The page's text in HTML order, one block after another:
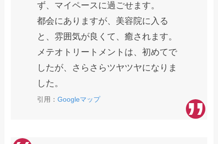
ず、マイペースに過ごせます。
都会にありますが、美容院に入る
と、雰囲気が良くて、癒されます。
メテオトリートメントは、初めてで
したが、さらさらツヤツヤになりま
した。
引用：Googleマップ